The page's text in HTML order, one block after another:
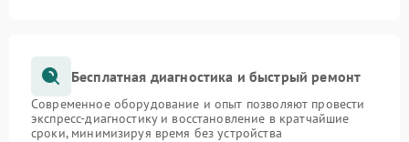
Бесплатная диагностика и быстрый ремонт
Современное оборудование и опыт позволяют провести
экспресс-диагностику и восстановление в кратчайшие
сроки, минимизируя время без устройства